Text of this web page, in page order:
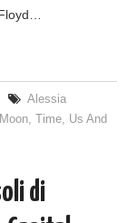
Alessia
,Time, Us And
di